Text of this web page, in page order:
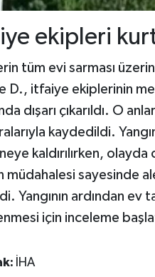
ekipleri
tüm evi sarması
D., itfaiye ekiplerinin
dışarı çıkarıldı. O
kaydedildi.
kaldırılırken,
müdahalesi sayesinde
Yangının ardından ev
için inceleme
İHA